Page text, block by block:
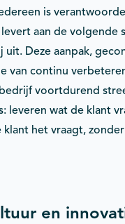
is
aan de volgende
uit. Deze aanpak,
van continu
voortdurend
leveren wat de klant
het vraagt,
en